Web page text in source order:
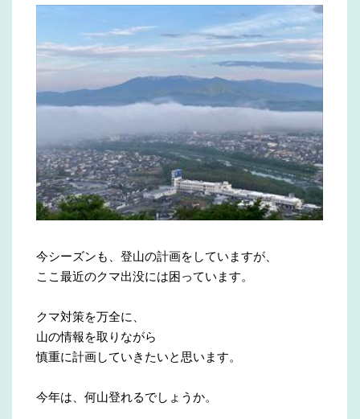
今シーズンも、登山の計画をしていますが、
ここ最近のクマ出没には困っています。
クマ対策を万全に、
山の情報を取りながら
慎重に計画していきたいと思います。
今年は、何山登れるでしょうか。